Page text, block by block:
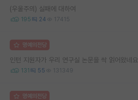
(우울주의) 실패에 대하여
195 24 17415
명예의전당
인턴 지원자가 우리 연구실 논문을 싹 읽어왔네요
131 55 131349
명예의전당